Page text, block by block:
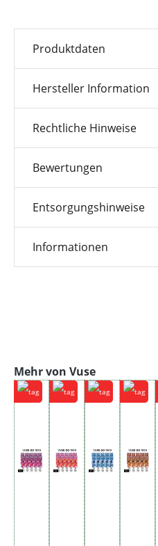
Produktdaten
Hersteller Information
Rechtliche Hinweise
Bewertungen
Entsorgungshinweise
Informationen
Produktgalerie überspringen
Mehr von Vuse